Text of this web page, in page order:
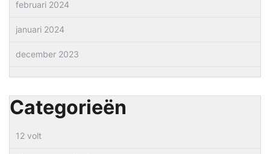
februari 2024
januari 2024
december 2023
Categorieën
12 volt